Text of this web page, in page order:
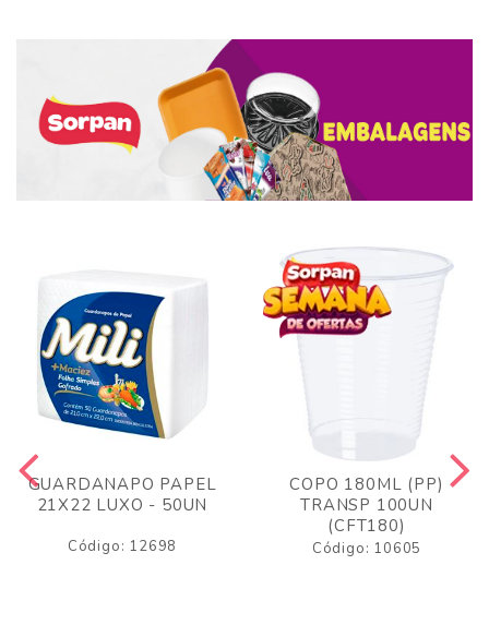
GUARDANAPO PAPEL
21X22 LUXO - 50UN
Código: 12698
COPO 180ML (PP)
TRANSP 100UN
(CFT180)
Código: 10605